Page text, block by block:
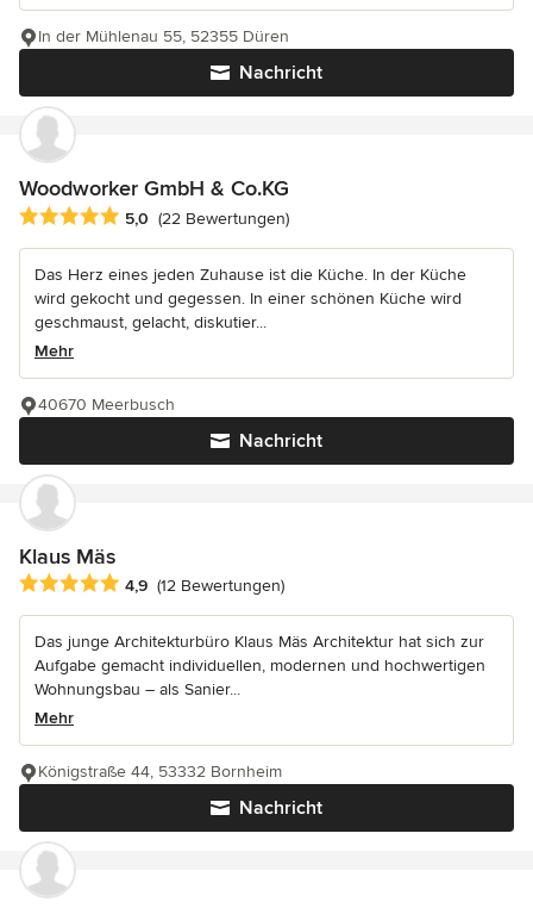
Nachricht
In der Mühlenau 55, 52355 Düren
Woodworker GmbH & Co.KG
Durchschnittliche Bewertung: 5 von 5 Sternen
5,0 (22 Bewertungen)
Das Herz eines jeden Zuhause ist die Küche. In der Küche
wird gekocht und gegessen. In einer schönen Küche wird
geschmaust, gelacht, diskutier...
Mehr
Nachricht
40670 Meerbusch
Klaus Mäs
Durchschnittliche Bewertung: 4.9 von 5 Sternen
4,9 (12 Bewertungen)
Das junge Architekturbüro Klaus Mäs Architektur hat sich zur
Aufgabe gemacht individuellen, modernen und hochwertigen
Wohnungsbau – als Sanier...
Mehr
Nachricht
Königstraße 44, 53332 Bornheim